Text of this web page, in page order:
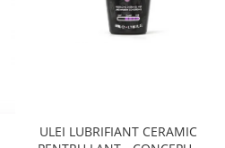
ULEI LUBRIFIANT CERAMIC